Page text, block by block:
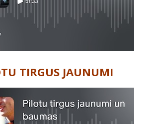
TIRGUS JAUNUMI